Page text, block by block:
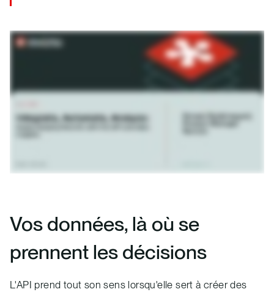
Vos données, là où se
prennent les décisions
L'API prend tout son sens lorsqu'elle sert à créer des